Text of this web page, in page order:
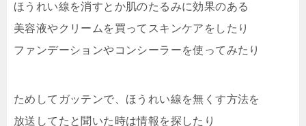
ほうれい線を消すとか肌のたるみに効果のある
美容液やクリームを買ってスキンケアをしたり
ファンデーションやコンシーラーを使ってみたり
ためしてガッテンで、ほうれい線を無くす方法を
放送してたと聞いた時は情報を探したり